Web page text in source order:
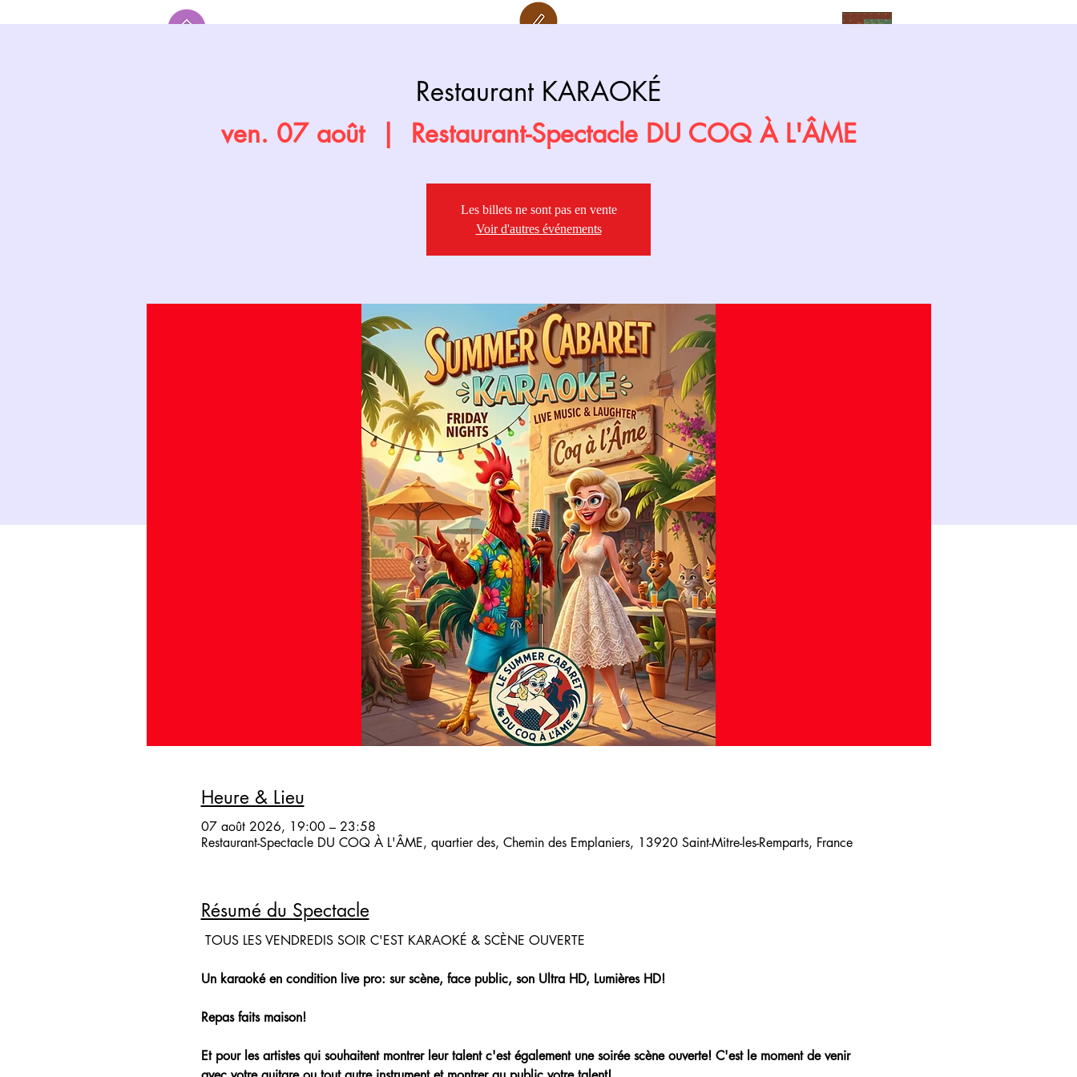
Restaurant KARAOKÉ
ven. 07 août
  |
Restaurant-Spectacle DU COQ À L'ÂME
Les billets ne sont pas en vente
Voir d'autres événements
Heure & Lieu
07 août 2026, 19:00 – 23:58
Restaurant-Spectacle DU COQ À L'ÂME, quartier des, Chemin des Emplaniers, 13920 Saint-Mitre-les-Remparts, France
Résumé du Spectacle
TOUS LES VENDREDIS SOIR C'EST KARAOKÉ & SCÈNE OUVERTE
Un karaoké en condition live pro: sur scène, face public, son Ultra HD, Lumières HD!
Repas faits maison!
Et pour les artistes qui souhaitent montrer leur talent c'est également une soirée scène ouverte! C'est le moment de venir